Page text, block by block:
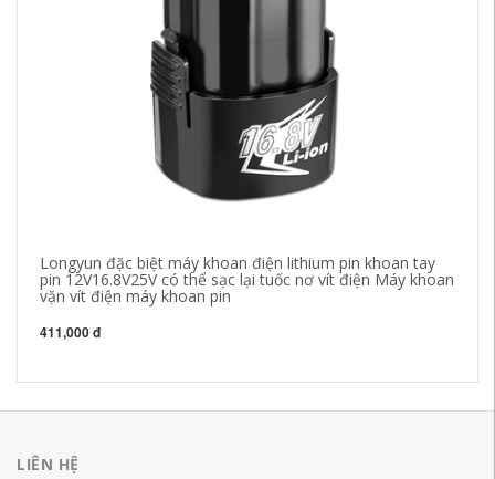
Longyun đặc biệt máy khoan điện lithium pin khoan tay
pin 12V16.8V25V có thể sạc lại tuốc nơ vít điện Máy khoan
vặn vít điện máy khoan pin
411,000 đ
LIÊN HỆ